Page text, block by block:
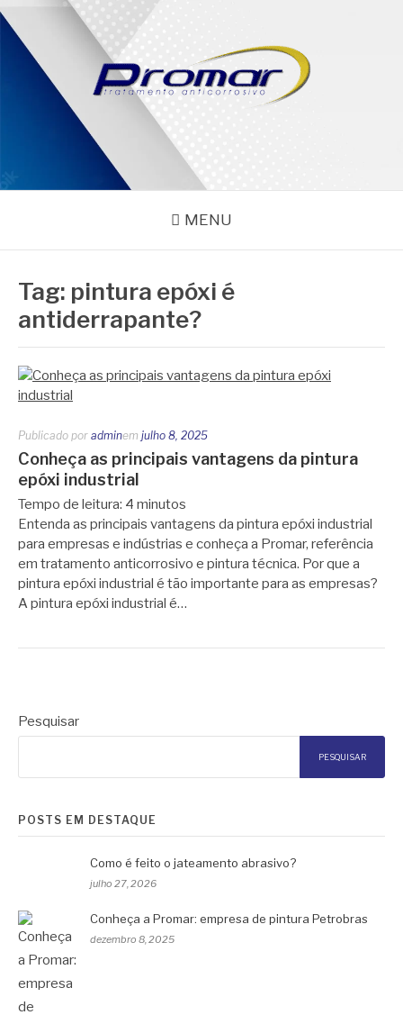
Pular
para
conteúdo
PROMAR
MENU
Tag: pintura epóxi é
antiderrapante?
Publicado por adminem julho 8, 2025
Conheça as principais vantagens da pintura
epóxi industrial
Tempo de leitura: 4 minutos
Entenda as principais vantagens da pintura epóxi industrial
para empresas e indústrias e conheça a Promar, referência
em tratamento anticorrosivo e pintura técnica. Por que a
pintura epóxi industrial é tão importante para as empresas?
A pintura epóxi industrial é…
Pesquisar
PESQUISAR
POSTS EM DESTAQUE
Como é feito o jateamento abrasivo?
julho 27, 2026
Conheça a Promar: empresa de pintura Petrobras
dezembro 8, 2025